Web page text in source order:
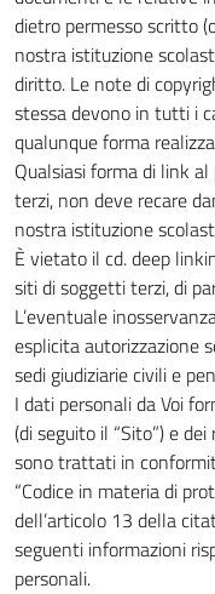
dietro permesso scritto
nostra istituzione
diritto. Le note di
stessa devono in tutti i
qualunque forma
Qualsiasi forma di link
terzi, non deve recare
nostra istituzione
È vietato il cd. deep
siti di soggetti terzi, di
L’eventuale
esplicita autorizzazione
sedi giudiziarie civili e
I dati personali da Voi
(di seguito il “Sito”) e
sono trattati in
“Codice in materia di
dell’articolo 13 della
seguenti informazioni
personali.